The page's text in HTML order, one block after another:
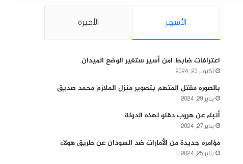
الأشهر الأخيرة
اعترافات ضابط امن أسير ستغير الوضع الميدان
أكتوبر 23, 2024
بالصوره مقتل المتهم بتصوير منزل الملازم محمد صديق
يناير 29, 2024
أنباء عن هروب دقلو لهذه الدولة
يناير 27, 2024
مؤامره جديدة من الأمارات ضد السودان عن طريق هولاء
يناير 25, 2024